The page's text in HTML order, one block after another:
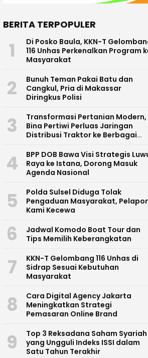
BERITA TERPOPULER
1
Di Posko Baula, KKN-T
116 Unhas Perkenalkan Program
Masyarakat
2
Bunuh Teman Pakai Batu dan
Cangkul, Pria di Makassar
Diringkus Polisi
3
Transformasi Pertanian Modern,
Bina Pertiwi Perluas Jaringan
Distribusi Traktor ke Berbagai
4
BPP DOB Bawa Visi Strategis
Raya ke Istana, Dorong Masuk
Agenda Nasional
5
Polda Sulsel Diduga Tolak
Pengaduan Masyarakat,
Kami Kecewa
6
Jadwal Komodo Boat Tour dan
Tips Memilih Keberangkatan
7
KKN-T Gelombang 116 Unhas di
Sidrap Sesuai Kebutuhan
Masyarakat
8
Cara Digital Agency Jakarta
Meningkatkan Strategi
Pemasaran Online Brand
9
Top 3 Reksadana Saham Syariah
yang Ungguli Indeks ISSI dalam
Satu Tahun Terakhir